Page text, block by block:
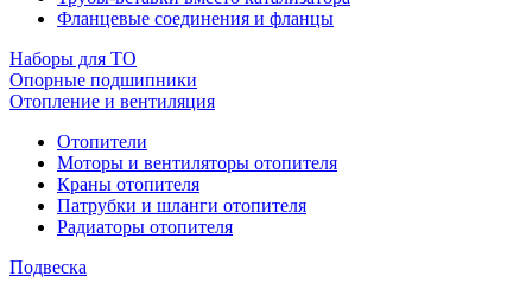
Фланцевые соединения и фланцы
Наборы для ТО
Опорные подшипники
Отопление и вентиляция
Отопители
Моторы и вентиляторы отопителя
Краны отопителя
Патрубки и шланги отопителя
Радиаторы отопителя
Подвеска